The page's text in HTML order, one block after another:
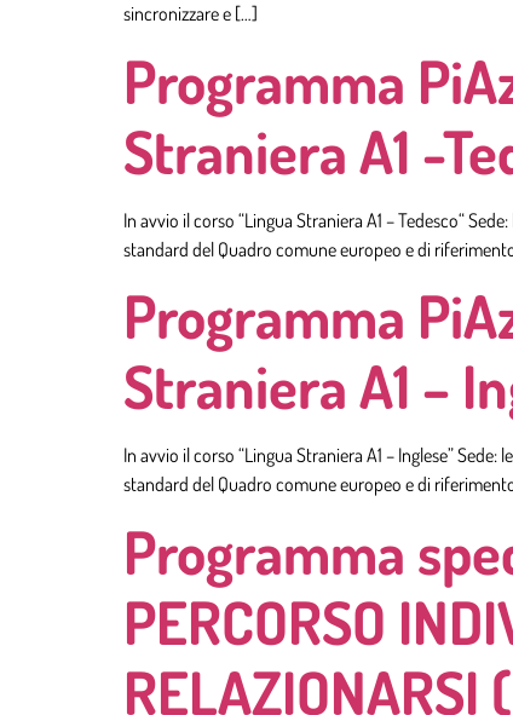
sincronizzare e […]
Programma
Straniera A1 -
In avvio il corso “Lingua Straniera A1 – Tedesco“
standard del Quadro comune europeo e di
Programma
Straniera A1 –
In avvio il corso “Lingua Straniera A1 – Inglese”
standard del Quadro comune europeo e di
Programma
PERCORSO
RELAZIONARSI